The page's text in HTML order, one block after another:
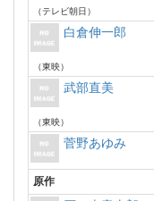
（テレビ朝日）
白倉伸一郎
（東映）
武部直美
（東映）
菅野あゆみ
原作